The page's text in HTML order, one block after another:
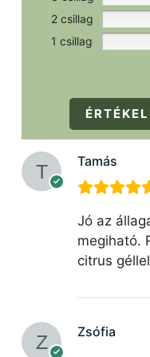
2 csillag
1 csillag
Tamás
Jó az
megiható.
citrus
Zsófia